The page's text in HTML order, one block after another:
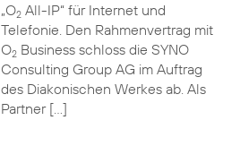
„O2All-IP“ für Internet und
Telefonie. Den Rahmenvertrag mit
O2Business schloss die SYNO
Consulting Group AG im Auftrag
des Diakonischen Werkes ab. Als
Partner […]